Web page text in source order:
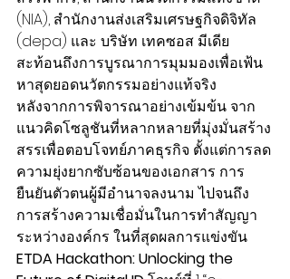
(NIA), สำนักงานส่งเสริมเศรษฐกิจดิจิทัล
(depa) และ บริษัท เทคซอส มีเดีย
สะท้อนถึงการบูรณาการมุมมองเพื่อเฟ้น
หาสุดยอดนวัตกรรมอย่างแท้จริง
หลังจากการพิจารณาอย่างเข้มข้น จาก
แนวคิดโซลูชันที่หลากหลายที่มุ่งมั่นสร้าง
สรรเพื่อตอบโจทย์ภาคธุรกิจ ตั้งแต่การลด
ความยุ่งยากซับซ้อนของเอกสาร การ
ยืนยันตัวตนผู้มีอำนาจลงนาม ไปจนถึง
การสร้างความเชื่อมั่นในการทำสัญญา
ระหว่างองค์กร ในที่สุดผลการแข่งขัน
ETDA Hackathon: Unlocking the